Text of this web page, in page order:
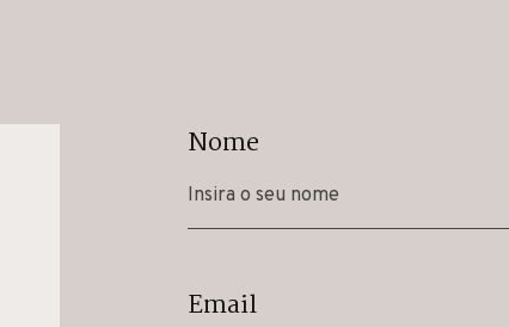
Nome
Email